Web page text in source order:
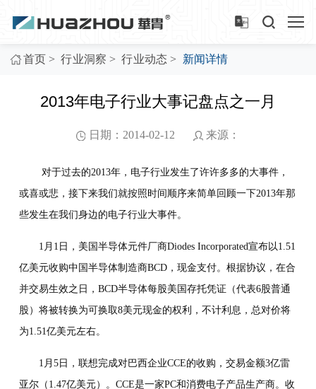
首页 > 行业洞察 > 行业动态 > 新闻详情
2013年电子行业大事记盘点之一月
日期：2014-02-12 来源：
对于过去的2013年，电子行业发生了许许多多的大事件，
或喜或悲，接下来我们就按照时间顺序来简单回顾一下2013年那
些发生在我们身边的电子行业大事件。
1月1日，美国半导体元件厂商Diodes Incorporated宣布以1.51
亿美元收购中国半导体制造商BCD，现金支付。根据协议，在合
并交易生效之日，BCD半导体每股美国存托凭证（代表6股普通
股）将被转换为可换取8美元现金的权利，不计利息，总对价将
为1.51亿美元左右。
1月5日，联想完成对巴西企业CCE的收购，交易金额3亿雷
亚尔（1.47亿美元）。CCE是一家PC和消费电子产品生产商。收